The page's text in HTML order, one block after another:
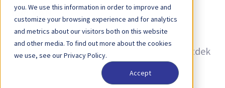
you. We use this information in order to improve and
customize your browsing experience and for analytics
and metrics about our visitors both on this website
and other media. To find out more about the cookies
we use, see our Privacy Policy.
Accept
Tag:
Inzichten in transacties, technologieën en
trends, en nieuws over productupdates. Ontdek
hoe u processen kunt verbeteren en hoe u
transactiegegevens kunt inzetten voor